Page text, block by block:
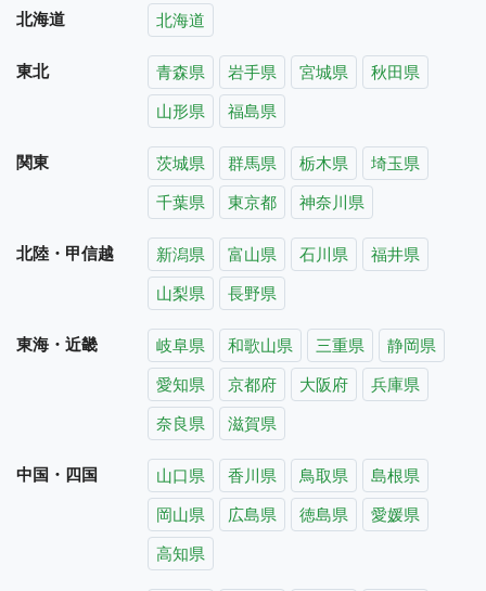
北海道 北海道
東北 青森県 岩手県 宮城県
秋田県
山形県
福島県
関東 茨城県 群馬県 栃木県
埼玉県
千葉県
東京都 神奈川県
北陸・甲信越 新潟県 富山県 石川県
福井県
山梨県
長野県
東海・近畿 岐阜県 和歌山県 三重県
静岡県
愛知県
京都府 大阪府
兵庫県
奈良県
滋賀県
中国・四国 山口県 香川県 鳥取県
島根県
岡山県
広島県 徳島県
愛媛県
高知県